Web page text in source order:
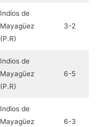
Indios de
Mayagüez
(P.R)
3-2
Indios de
Mayagüez
(P.R)
6-5
Indios de
Mayagüez
6-3